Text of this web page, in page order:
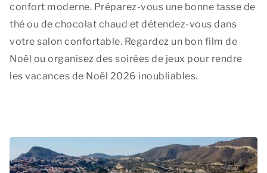
confort moderne. Préparez-vous une bonne tasse de
thé ou de chocolat chaud et détendez-vous dans
votre salon confortable. Regardez un bon film de
Noël ou organisez des soirées de jeux pour rendre
les vacances de Noël 2026 inoubliables.